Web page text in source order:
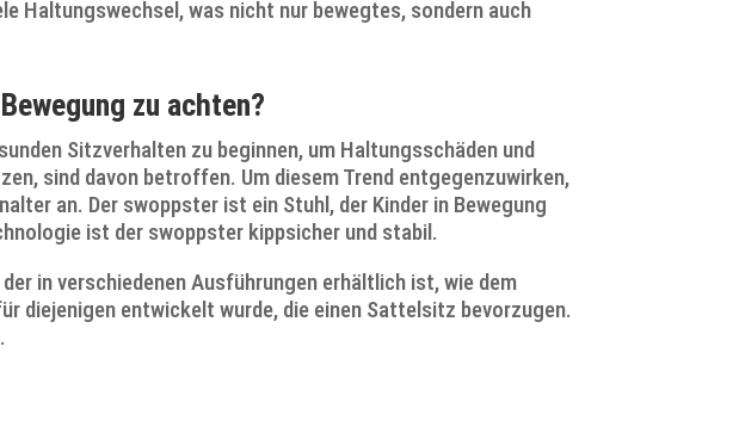
Haltungswechsel, was nicht nur bewegtes, sondern auch
zu achten?
Sitzverhalten zu beginnen, um Haltungsschäden und
sind davon betroffen. Um diesem Trend entgegenzuwirken,
an. Der swoppster ist ein Stuhl, der Kinder in Bewegung
ist der swoppster kippsicher und stabil.
in verschiedenen Ausführungen erhältlich ist, wie dem
diejenigen entwickelt wurde, die einen Sattelsitz bevorzugen.